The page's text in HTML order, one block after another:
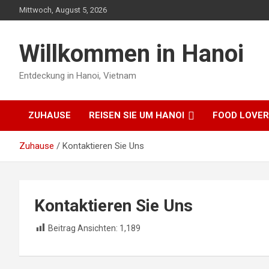
Inhalt
Mittwoch, August 5, 2026
Willkommen in Hanoi
Entdeckung in Hanoi, Vietnam
ZUHAUSE REISEN SIE UM HANOI FOOD
Zuhause Kontaktieren Sie Uns
Kontaktieren Sie Uns
Beitrag Ansichten: 1,189